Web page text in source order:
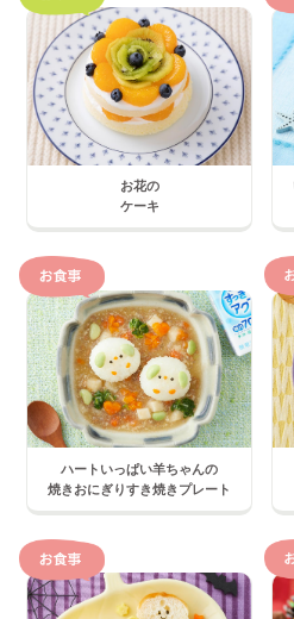
お花の
ケーキ
ハートいっぱい羊ちゃんの
焼きおにぎりすき焼きプレート